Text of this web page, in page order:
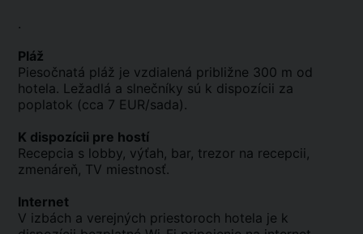
.
Pláž
Piesočnatá pláž je vzdialená približne 300 m od
hotela. Ležadlá a slnečníky sú k dispozícii za
poplatok (cca 7 EUR/sada).
K dispozícii pre hostí
Recepcia s lobby, výťah, bar, trezor na recepcii,
zmenáreň, TV miestnosť.
Internet
V izbách a verejných priestoroch hotela je k